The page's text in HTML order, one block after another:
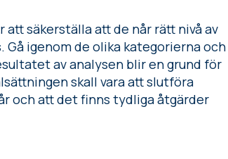
säkerställa att de når rätt nivå av
igenom de olika kategorierna och
av analysen blir en grund för
skall vara att slutföra
och att det finns tydliga åtgärder